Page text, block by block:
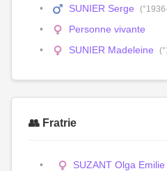
SUNIER Serge
Personne vivante
SUNIER Madeleine
👥 Fratrie
SUZANT Olga Emilie